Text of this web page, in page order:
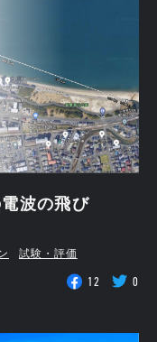
波の飛び
試験・評価
12 0